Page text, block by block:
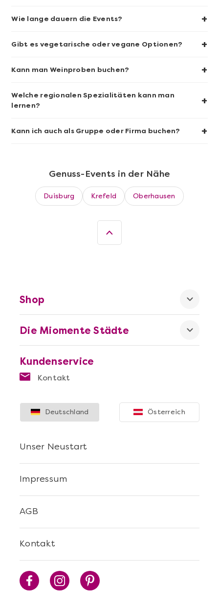
Sushi-Kochkurs@Home
Wein- & Käse-Genuss@Home für 2
Mehr anzeigen
Die beste Pizza@Home
Wie lange dauern die Events? +
Gibt es vegetarische oder vegane Optionen? +
Kann man Weinproben buchen? +
Welche regionalen Spezialitäten kann man
lernen?
+
Kann ich auch als Gruppe oder Firma buchen? +
Genuss-Events in der Nähe
Duisburg Krefeld Oberhausen
Kundenservice
Kontakt
Die Miomente Städte
Shop
Kontakt
AGB
Impressum
Unser Neustart
Deutschland Österreich